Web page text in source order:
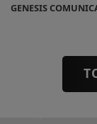
GENESIS